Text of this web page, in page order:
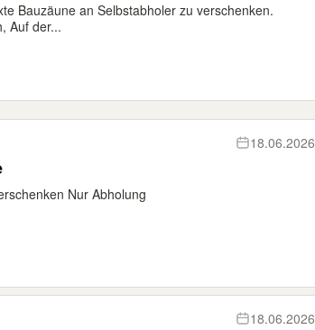
Bauzäune an Selbstabholer zu verschenken.
Auf der...
18.06.2026
Nur Abholung
18.06.2026